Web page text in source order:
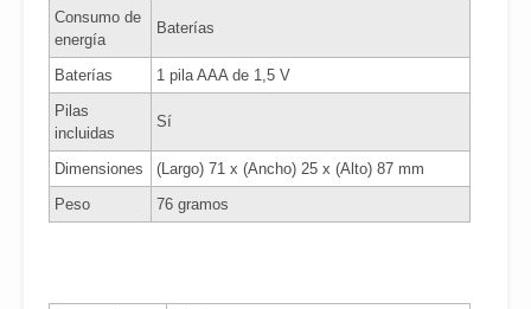
Consumo de
energía
Baterías
Baterías
1 pila AAA de 1,5 V
Pilas
incluidas
Sí
Dimensiones
(Largo) 71 x (Ancho) 25 x (Alto) 87 mm
Peso
76 gramos